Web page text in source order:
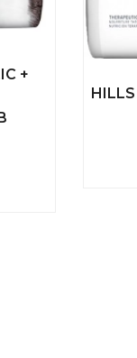
+